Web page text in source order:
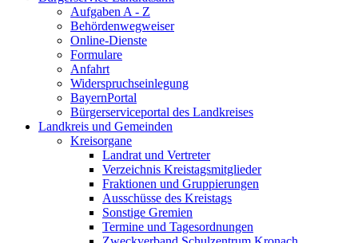
Aufgaben A - Z
Behördenwegweiser
Online-Dienste
Formulare
Anfahrt
Widerspruchseinlegung
BayernPortal
Bürgerserviceportal des Landkreises
Landkreis und Gemeinden
Kreisorgane
Landrat und Vertreter
Verzeichnis Kreistagsmitglieder
Fraktionen und Gruppierungen
Ausschüsse des Kreistags
Sonstige Gremien
Termine und Tagesordnungen